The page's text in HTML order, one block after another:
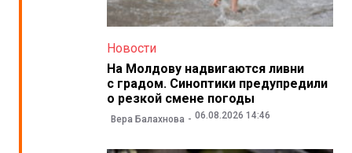
Новости
На Молдову надвигаются ливни
с градом. Синоптики предупредили
о резкой смене погоды
Вера Балахнова 06.08.2026 14:46